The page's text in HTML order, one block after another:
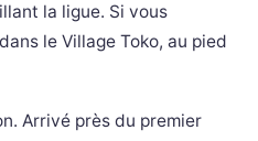
la ligue. Si vous
le Village Toko, au pied
Arrivé près du premier